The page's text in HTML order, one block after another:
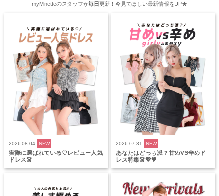
myMinetteのスタッフが毎日更新！今見てほしい最新情報をUP★
2026.08.04 NEW
実際に選ばれている♡レビュー人気
ドレス👗
2026.07.31 NEW
あなたはどっち派？甘めVS辛めド
レス特集👗💖🖤